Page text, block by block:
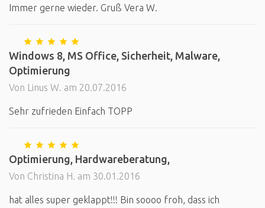
Immer gerne wieder. Gruß Vera W.
Windows 8, MS Office, Sicherheit, Malware,
Optimierung
Von Linus W. am 20.07.2016
Sehr zufrieden Einfach TOPP
Optimierung, Hardwareberatung,
Von Christina H. am 30.01.2016
hat alles super geklappt!!! Bin soooo froh, dass ich